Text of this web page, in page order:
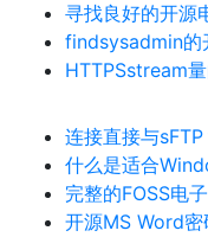
寻找良好的开源
findsysadmin的
HTTPSstream
连接直接与sFTP
什么是适合
完整的FOSS电
开源MS Word密